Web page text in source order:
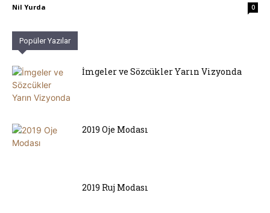
Nil Yurda 0
Popüler Yazılar
İmgeler ve Sözcükler Yarın Vizyonda
2019 Oje Modası
2019 Ruj Modası